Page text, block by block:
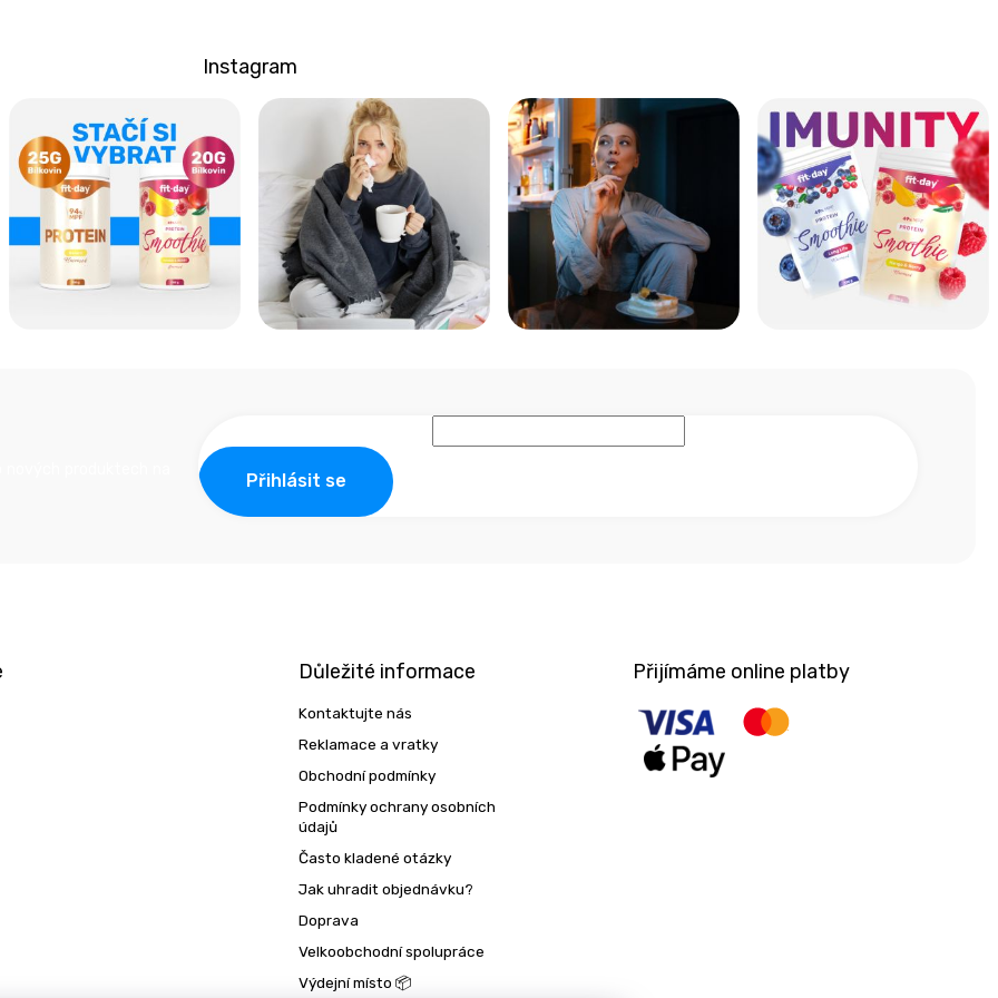
Instagram
Přihlásit se
Důležité informace
Kontaktujte nás
Reklamace a vratky
Obchodní podmínky
Podmínky ochrany osobních
údajů
Často kladené otázky
Jak uhradit objednávku?
Doprava
Velkoobchodní spolupráce
Výdejní místo 📦
Přijímáme online platby